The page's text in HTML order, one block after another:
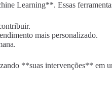
Learning**. Essas
mais personalizado.
**suas intervenções** em